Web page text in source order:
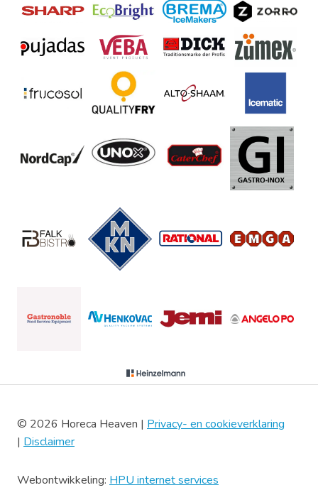
© 2026 Horeca Heaven | Privacy- en cookieverklaring
| Disclaimer
Webontwikkeling: HPU internet services